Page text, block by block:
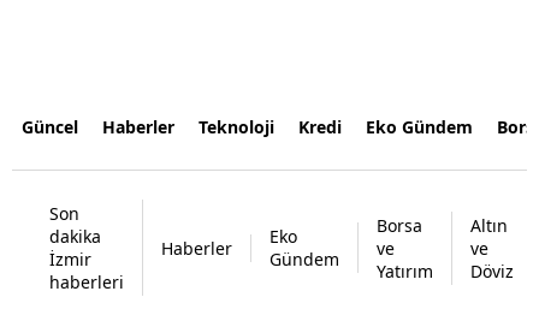
Güncel Haberler Teknoloji Kredi Eko Gündem
Son
dakika
İzmir
haberleri
Haberler
Eko
Gündem
Borsa
ve
Yatırım
Altın
ve
Döviz